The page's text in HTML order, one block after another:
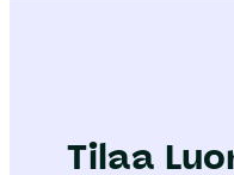
Tilaa